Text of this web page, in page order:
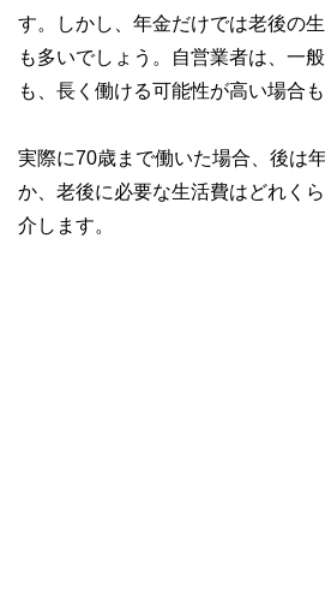
す。しかし、年金だけでは老後の
も多いでしょう。自営業者は、一
も、長く働ける可能性が高い場合も
実際に70歳まで働いた場合、後は
か、老後に必要な生活費はどれく
介します。